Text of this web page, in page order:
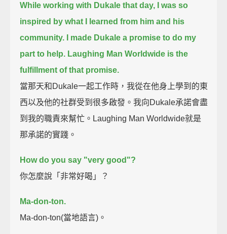
While working with Dukale that day, I was so
inspired by what I learned from him and his
community.
I made Dukale a promise to do my
part to help. Laughing Man Worldwide is the
fulfillment of that promise.
當那天和Dukale一起工作時，我從在他身上學到的東
西以及他的社群受到很多啟發。我向Dukale承諾會盡
到我的職責來幫忙。Laughing Man Worldwide就是
那承諾的實踐。
How do you say "very good"?
你怎麼說「非常好喝」？
Ma-don-ton.
Ma-don-ton(當地語言)。